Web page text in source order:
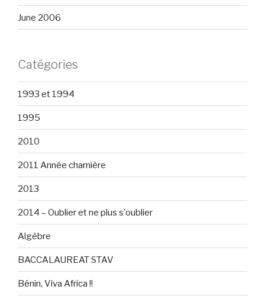
June 2006
Catégories
1993 et 1994
1995
2010
2011 Année charnière
2013
2014 – Oublier et ne plus s'oublier
Algèbre
BACCALAUREAT STAV
Bénin, Viva Africa !!